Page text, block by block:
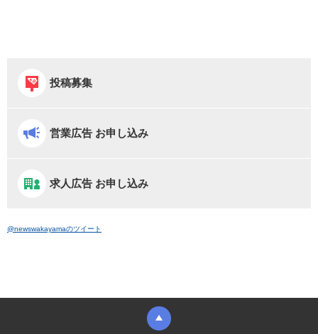
投稿募集
営業広告 お申し込み
求人広告 お申し込み
@newswakayamaのツイート